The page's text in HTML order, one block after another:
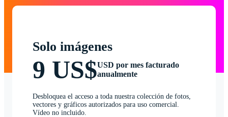
Solo imágenes
9 US$USD por mes facturado
anualmente
Desbloquea el acceso a toda nuestra colección de fotos,
vectores y gráficos autorizados para uso comercial.
Vídeo no incluido.